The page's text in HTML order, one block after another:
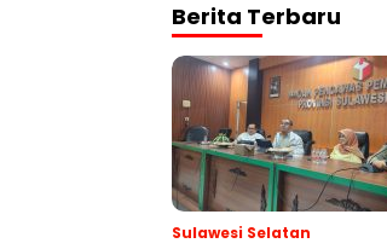
Berita Terbaru
Sulawesi Selatan